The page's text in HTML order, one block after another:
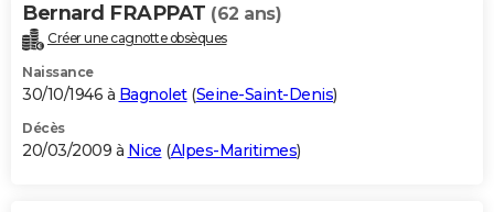
Bernard FRAPPAT (62 ans)
Créer une cagnotte obsèques
Naissance
30/10/1946 à Bagnolet(Seine-Saint-Denis)
Décès
20/03/2009 à Nice (Alpes-Maritimes)